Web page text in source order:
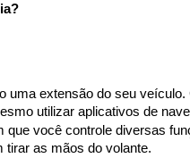
uma extensão do seu
utilizar aplicativos de
você controle diversas
tirar as mãos do volante.